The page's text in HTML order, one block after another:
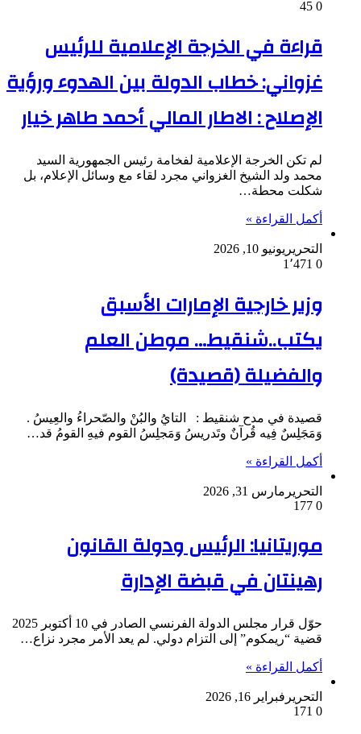
0
قراءة في الخرجة الإعلامية للرئيس
غزواني: خطاب الدولة بين الهدوء ورؤية
الإصلاح : الاطار المالي أحمد طاهر خيار
لم تكن الخرجة الإعلامية لفخامة رئيس الجمهورية السيد
محمد ولد الشيخ الغزواني مجرد لقاء مع وسائل الإعلام، بل
شكلت محطة…
أكمل القراءة »
التحرير يونيو 10, 2026
0
وزير خارجية الإمارات الأسبق
يكتب..شنقيط… موطن العلم
والفضيلة (قصيدة)
قصيدة في مدح شنقيط : التايُ والبُنْ والصّحراءُ والعِيسُ .
وَمَجَلِسٌ فِيه قُرآنٌ وتَدريسُ وَمَجلِسُ القوم فيهِ القومُ قد…
أكمل القراءة »
التحرير مارس 31, 2026
0
موريتانيا: الرئيس ودولة القانون
رهينتان في قبضة الإدارة
حوّل قرار مجلس الدولة الفرنسي الصادر في 10 أكتوبر 2025
قضية “ريمكوم” إلى التزام دولي. لم يعد الأمر مجرد نزاع…
أكمل القراءة »
التحرير فبراير 16, 2026
0